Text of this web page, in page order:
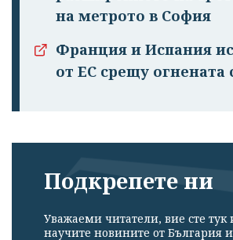
на метрото в София
Франция и Испания
от ЕС срещу огнената
Подкрепете ни
Уважаеми читатели, вие сте тук
научите новините от България